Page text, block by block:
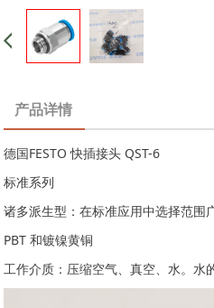
产品详情
德国FESTO 快插接头 QST-6
标准系列
诸多派生型：在标准应用中选择范围
PBT 和镀镍黄铜
工作介质：压缩空气、真空、水。水